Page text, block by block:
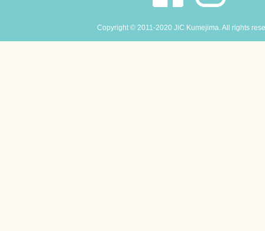
Copyright © 2011-2020 JiC Kumejima. All rights